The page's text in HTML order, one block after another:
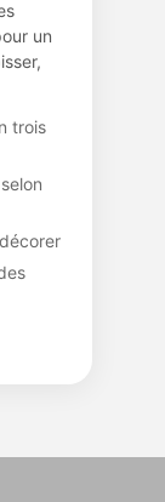
un
trois